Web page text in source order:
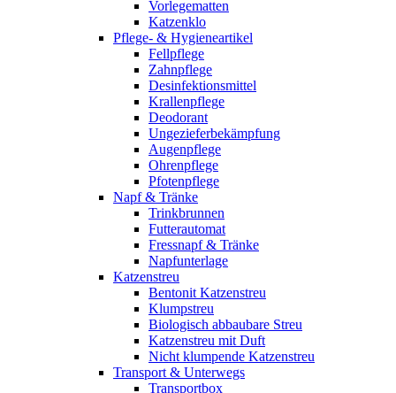
Vorlegematten
Katzenklo
Pflege- & Hygieneartikel
Fellpflege
Zahnpflege
Desinfektionsmittel
Krallenpflege
Deodorant
Ungezieferbekämpfung
Augenpflege
Ohrenpflege
Pfotenpflege
Napf & Tränke
Trinkbrunnen
Futterautomat
Fressnapf & Tränke
Napfunterlage
Katzenstreu
Bentonit Katzenstreu
Klumpstreu
Biologisch abbaubare Streu
Katzenstreu mit Duft
Nicht klumpende Katzenstreu
Transport & Unterwegs
Transportbox